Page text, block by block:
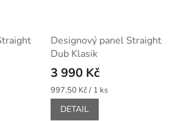
Designový panel Straight
Dub Klasik
3 990 Kč
Měrná
cena:
997,50 Kč / 1 ks
DETAIL